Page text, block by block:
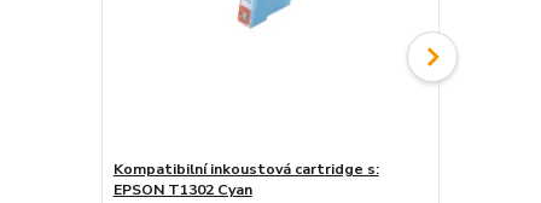
Kompatibilní inkoustová cartridge s:
EPSON T1302 Cyan